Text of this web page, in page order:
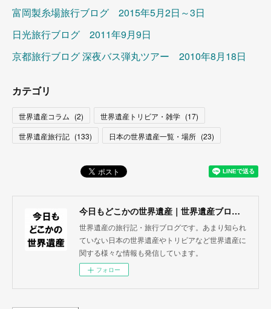
富岡製糸場旅行ブログ 2015年5月2日～3日
日光旅行ブログ 2011年9月9日
京都旅行ブログ 深夜バス弾丸ツアー 2010年8月18日
カテゴリ
世界遺産コラム (2) 世界遺産トリビア・雑学 (17)
世界遺産旅行記 (133) 日本の世界遺産一覧・場所 (23)
今日もどこかの世界遺産｜世界遺産ブログ・旅行記
世界遺産の旅行記・旅行ブログです。あまり知られ
ていない日本の世界遺産やトリビアなど世界遺産に
関する様々な情報も発信しています。
フォロー